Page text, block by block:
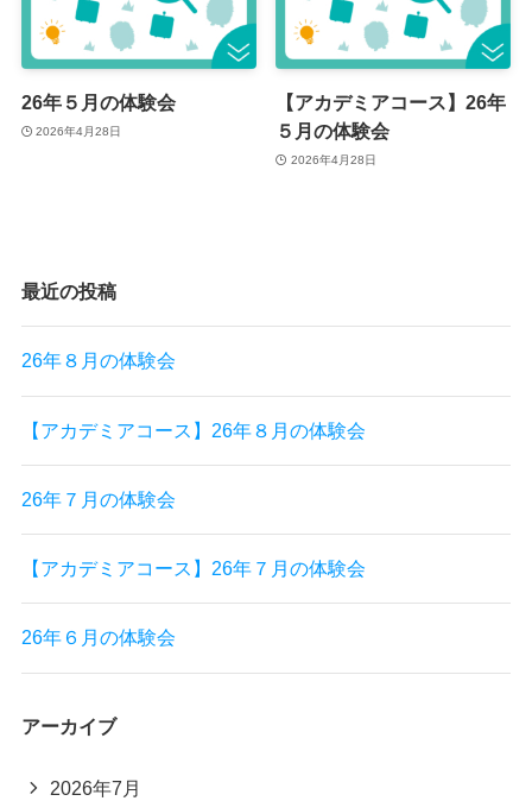
26年５月の体験会
2026年4月28日
【アカデミアコース】26年
５月の体験会
2026年4月28日
最近の投稿
26年８月の体験会
【アカデミアコース】26年８月の体験会
26年７月の体験会
【アカデミアコース】26年７月の体験会
26年６月の体験会
アーカイブ
2026年7月